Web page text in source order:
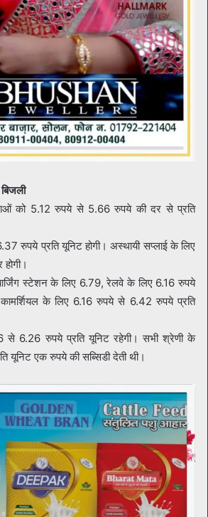
को 5.12 रुपये से 5.66 रुपये की दर से प्रति
रुपये प्रति यूनिट होगी। अस्थायी सप्लाई के लिए
स्टेशन के लिए 6.79, रेलवे के लिए 6.16 रुपये
के लिए 6.16 रुपये से 6.42 रुपये प्रति
से 6.26 रुपये प्रति यूनिट रहेगी। सभी श्रेणी के
यूनिट एक रुपये की सब्सिडी देती थी।